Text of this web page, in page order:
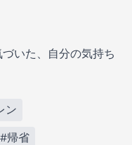
いた、自分の気持ち
ン
#帰省